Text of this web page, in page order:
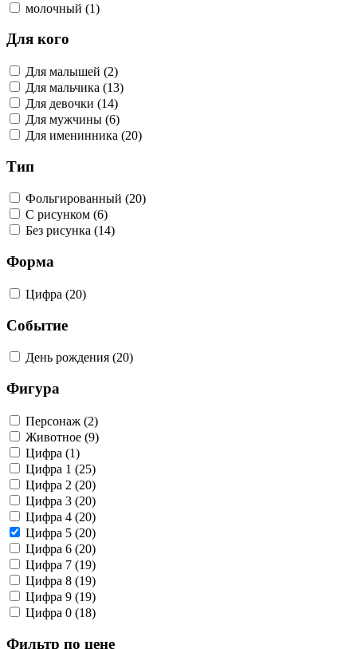
молочный (1)
Для кого
Для малышей (2)
Для мальчика (13)
Для девочки (14)
Для мужчины (6)
Для именинника (20)
Тип
Фольгированный (20)
С рисунком (6)
Без рисунка (14)
Форма
Цифра (20)
Событие
День рождения (20)
Фигура
Персонаж (2)
Животное (9)
Цифра (1)
Цифра 1 (25)
Цифра 2 (20)
Цифра 3 (20)
Цифра 4 (20)
Цифра 5 (20)
Цифра 6 (20)
Цифра 7 (19)
Цифра 8 (19)
Цифра 9 (19)
Цифра 0 (18)
Фильтр по цене